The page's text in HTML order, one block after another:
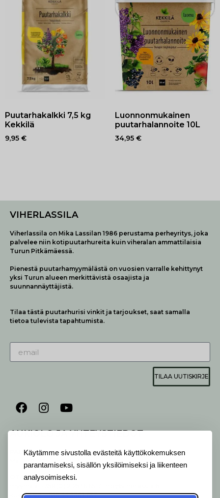
Käytämme sivustolla evästeitä käyttökokemuksen
parantamiseksi, sisällön yksilöimiseksi ja liikenteen
analysoimiseksi.
Puutarhakalkki 7,5 kg
Kekkilä
9,95 €
Luonnonmukainen
puutarhalannoite 10L
34,95 €
VIHERLASSILA
Viherlassila on Mika Lassilan 1986 perustama perheyritys, joka
palvelee niin kotipuutarhureita kuin viheralan ammattilaisia
Turun Pitkämäessä.
Pienestä puutarhamyymälästä on vuosien varralle kehittynyt
yksi Turun alueen merkittävistä osaajista ja
suunnannäyttäjistä.
Tilaa tästä puutarhurisi vinkit ja tarjoukset, saat samalla
tietoa tulevista tapahtumista.
TILAA UUTISKIRJE
AUKIOLO JA YHTEYSTIEDOT
ALVELEMME:
Ma-Pe 9-20 I La 10-18 I Su 10-17
OTA YHTEYTTÄ:
kukkapiste: +358 44 5369 657